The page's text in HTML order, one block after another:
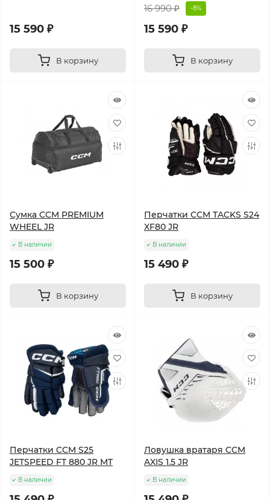
15 590 ₽
В корзину
16 990 ₽ -8%
15 590 ₽
В корзину
Сумка CCM PREMIUM
WHEEL JR
В наличии
15 500 ₽
В корзину
Перчатки CCM TACKS S24
XF80 JR
В наличии
15 490 ₽
В корзину
Перчатки CCM S25
JETSPEED FT 880 JR MT
В наличии
Ловушка вратаря CCM
AXIS 1.5 JR
В наличии